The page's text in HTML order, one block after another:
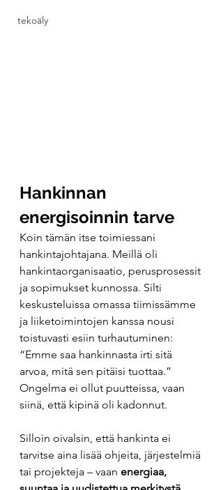
tekoäly
Hankinnan
energisoinnin tarve
Koin tämän itse toimiessani
hankintajohtajana. Meillä oli
hankintaorganisaatio, perusprosessit
ja sopimukset kunnossa. Silti
keskusteluissa omassa tiimissämme
ja liiketoimintojen kanssa nousi
toistuvasti esiin turhautuminen:
“Emme saa hankinnasta irti sitä
arvoa, mitä sen pitäisi tuottaa.”
Ongelma ei ollut puutteissa, vaan
siinä, että kipinä oli kadonnut.
Silloin oivalsin, että hankinta ei
tarvitse aina lisää ohjeita, järjestelmiä
tai projekteja – vaan energiaa,